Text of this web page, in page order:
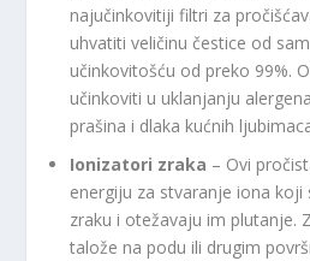
najučinkovitiji filtri za
uhvatiti veličinu čestice od
učinkovitošću od preko 99%.
učinkoviti u uklanjanju
prašina i dlaka kućnih
Ionizatori zraka – Ovi
energiju za stvaranje iona koji
zraku i otežavaju im plutanje.
talože na podu ili drugim